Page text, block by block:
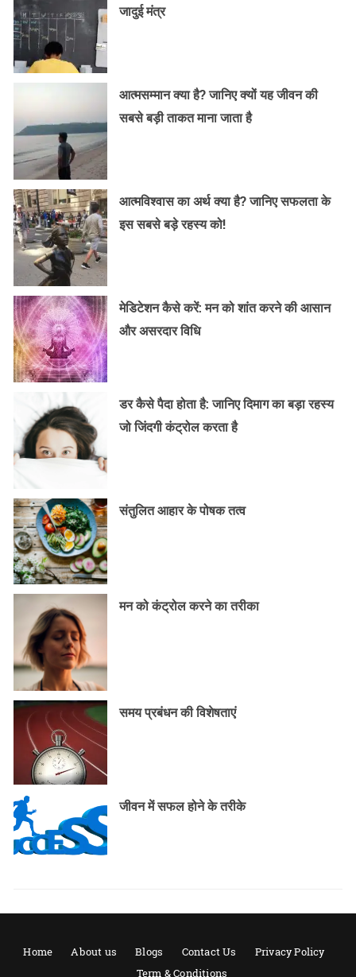
जादुई मंत्र
आत्मसम्मान क्या है? जानिए क्यों यह जीवन की
सबसे बड़ी ताकत माना जाता है
आत्मविश्वास का अर्थ क्या है? जानिए सफलता के
इस सबसे बड़े रहस्य को!
मेडिटेशन कैसे करें: मन को शांत करने की आसान
और असरदार विधि
डर कैसे पैदा होता है: जानिए दिमाग का बड़ा रहस्य
जो जिंदगी कंट्रोल करता है
संतुलित आहार के पोषक तत्व
मन को कंट्रोल करने का तरीका
समय प्रबंधन की विशेषताएं
जीवन में सफल होने के तरीके
Home About us Blogs Contact Us
Privacy Policy
Term & Conditions